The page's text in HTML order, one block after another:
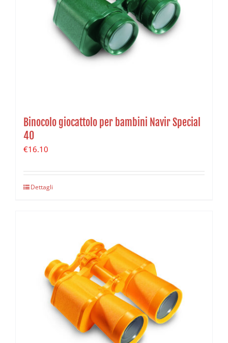
Binocolo giocattolo per bambini Navir Special
40
€16.10
Dettagli